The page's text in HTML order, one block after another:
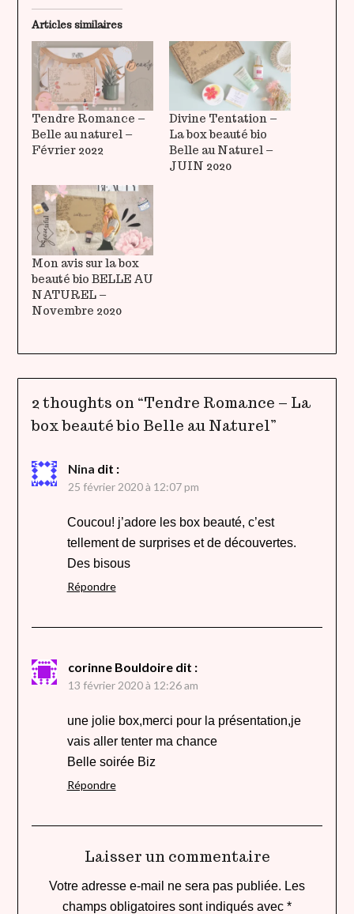
Articles similaires
Tendre Romance –
Belle au naturel –
Février 2022
Divine Tentation –
La box beauté bio
Belle au Naturel –
JUIN 2020
Mon avis sur la box
beauté bio BELLE AU
NATUREL –
Novembre 2020
2 thoughts on “Tendre Romance – La
box beauté bio Belle au Naturel”
Nina dit :
25 février 2020 à 12:07 pm
Coucou! j’adore les box beauté, c’est
tellement de surprises et de découvertes.
Des bisous
Répondre
corinne Bouldoire dit :
13 février 2020 à 12:26 am
une jolie box,merci pour la présentation,je
vais aller tenter ma chance
Belle soirée Biz
Répondre
Laisser un commentaire
Votre adresse e-mail ne sera pas publiée. Les
champs obligatoires sont indiqués avec *